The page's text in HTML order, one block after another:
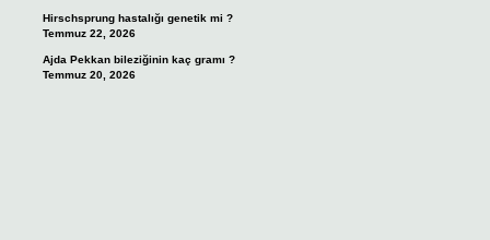
Hirschsprung hastalığı genetik mi ?
Temmuz 22, 2026
Ajda Pekkan bileziğinin kaç gramı ?
Temmuz 20, 2026